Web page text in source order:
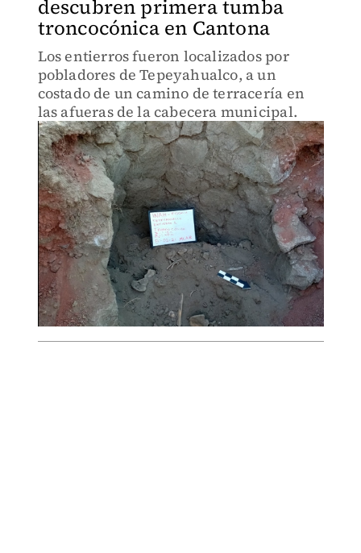
descubren primera tumba
troncocónica en Cantona
Los entierros fueron localizados por
pobladores de Tepeyahualco, a un
costado de un camino de terracería en
las afueras de la cabecera municipal.